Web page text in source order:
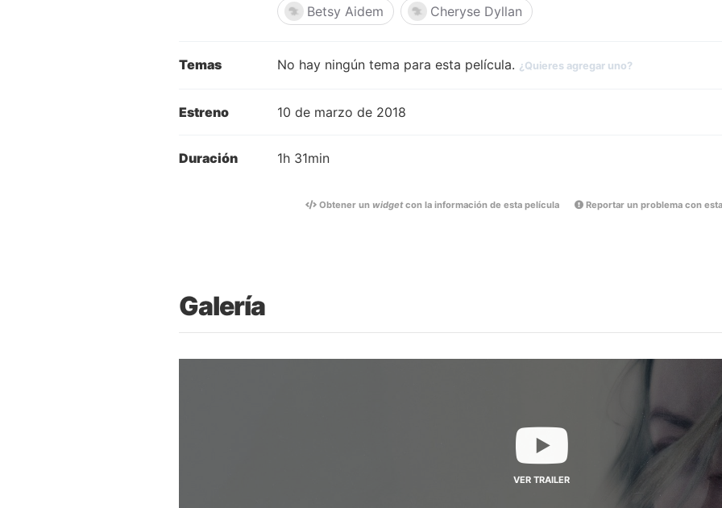
Betsy Aidem Cheryse Dyllan
Temas No hay ningún tema para esta película. ¿Quieres agregar uno?
Estreno 10 de marzo de 2018
Duración 1h 31min
Obtener un widgetcon la información de esta película Reportar un problema con
Galería
VER TRAILER